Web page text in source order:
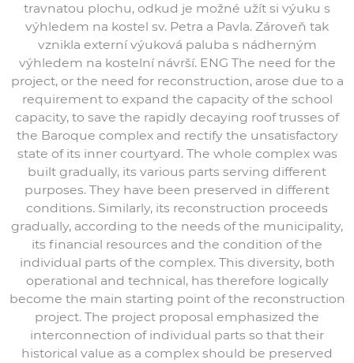
travnatou plochu, odkud je možné užít si výuku s
výhledem na kostel sv. Petra a Pavla. Zároveň tak
vznikla externí výuková paluba s nádherným
výhledem na kostelní návrší. ENG The need for the
project, or the need for reconstruction, arose due to a
requirement to expand the capacity of the school
capacity, to save the rapidly decaying roof trusses of
the Baroque complex and rectify the unsatisfactory
state of its inner courtyard. The whole complex was
built gradually, its various parts serving different
purposes. They have been preserved in different
conditions. Similarly, its reconstruction proceeds
gradually, according to the needs of the municipality,
its financial resources and the condition of the
individual parts of the complex. This diversity, both
operational and technical, has therefore logically
become the main starting point of the reconstruction
project. The project proposal emphasized the
interconnection of individual parts so that their
historical value as a complex should be preserved